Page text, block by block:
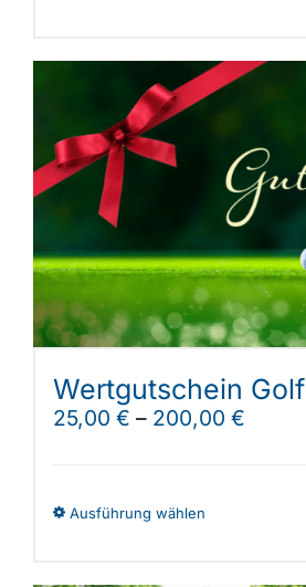
Wertgutschein Golf
25,00 € – 200,00 €
Ausführung wählen